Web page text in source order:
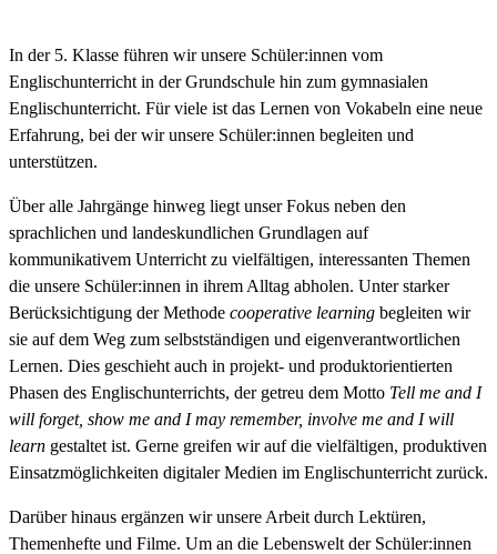
In der 5. Klasse führen wir unsere Schüler:innen vom
Englischunterricht in der Grundschule hin zum gymnasialen
Englischunterricht. Für viele ist das Lernen von Vokabeln eine neue
Erfahrung, bei der wir unsere Schüler:innen begleiten und
unterstützen.
Über alle Jahrgänge hinweg liegt unser Fokus neben den
sprachlichen und landeskundlichen Grundlagen auf
kommunikativem Unterricht zu vielfältigen, interessanten Themen
die unsere Schüler:innen in ihrem Alltag abholen. Unter starker
Berücksichtigung der Methode cooperative learning begleiten wir
sie auf dem Weg zum selbstständigen und eigenverantwortlichen
Lernen. Dies geschieht auch in projekt- und produktorientierten
Phasen des Englischunterrichts, der getreu dem Motto Tell me and I
will forget, show me and I may remember, involve me and I will
learn gestaltet ist. Gerne greifen wir auf die vielfältigen, produktiven
Einsatzmöglichkeiten digitaler Medien im Englischunterricht zurück.
Darüber hinaus ergänzen wir unsere Arbeit durch Lektüren,
Themenhefte und Filme. Um an die Lebenswelt der Schüler:innen